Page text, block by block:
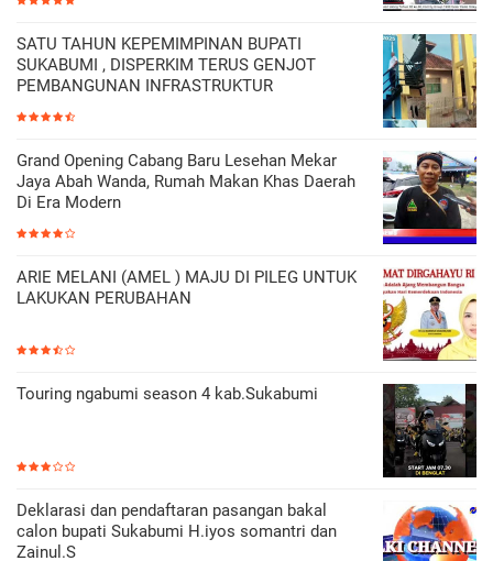
SATU TAHUN KEPEMIMPINAN BUPATI
SUKABUMI , DISPERKIM TERUS GENJOT
PEMBANGUNAN INFRASTRUKTUR
Grand Opening Cabang Baru Lesehan Mekar
Jaya Abah Wanda, Rumah Makan Khas Daerah
Di Era Modern
ARIE MELANI (AMEL ) MAJU DI PILEG UNTUK
LAKUKAN PERUBAHAN
Touring ngabumi season 4 kab.Sukabumi
Deklarasi dan pendaftaran pasangan bakal
calon bupati Sukabumi H.iyos somantri dan
Zainul.S